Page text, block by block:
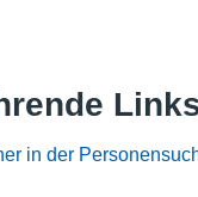
in der